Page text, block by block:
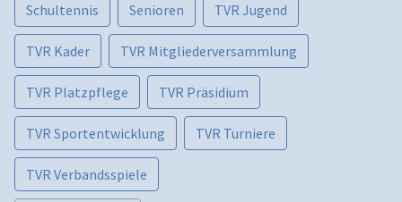
Schultennis Senioren TVR Jugend
TVR Kader TVR Mitgliederversammlung
TVR Platzpflege TVR Präsidium
TVR Sportentwicklung TVR Turniere
TVR Verbandsspiele